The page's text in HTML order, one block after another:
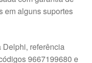
em alguns suportes
referência
9667199680 e